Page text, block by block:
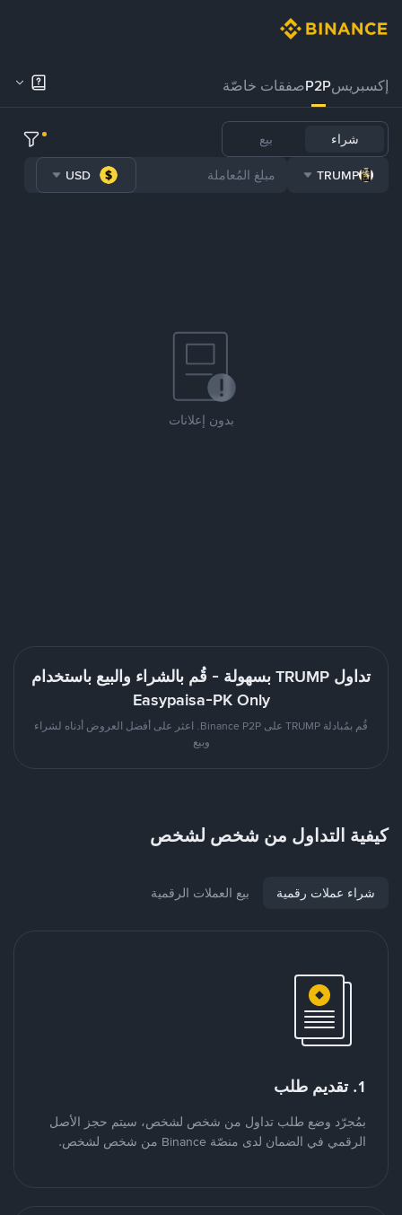
إكسبريسP2Pصفقات خاصّة
شراء بيع
TRUMP
USD
بدون إعلانات
تداول TRUMP بسهولة - قُم بالشراء والبيع باستخدام
Easypaisa-PK Only
قُم بمُبادلة TRUMP على Binance P2P. اعثر على أفضل العروض أدناه لشراء
وبيع
كيفية التداول من شخص لشخص
شراء عملات رقمية بيع العملات الرقمية
1. تقديم طلب
بمُجرّد وضع طلب تداول من شخص لشخص، سيتم حجز الأصل
الرقمي في الضمان لدى منصّة Binance من شخص لشخص.